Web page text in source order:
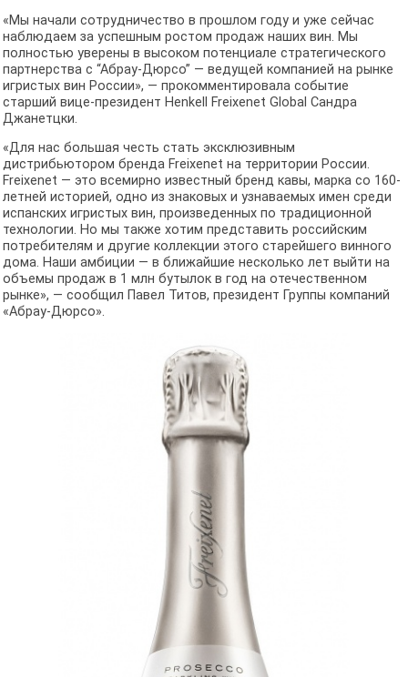
«Мы начали сотрудничество в прошлом году и уже сейчас
наблюдаем за успешным ростом продаж наших вин. Мы
полностью уверены в высоком потенциале стратегического
партнерства с “Абрау-Дюрсо” — ведущей компанией на рынке
игристых вин России», — прокомментировала событие
старший вице-президент Henkell Freixenet Global Сандра
Джанетцки.
«Для нас большая честь стать эксклюзивным
дистрибьютором бренда Freixenet на территории России.
Freixenet — это всемирно известный бренд кавы, марка со 160-
летней историей, одно из знаковых и узнаваемых имен среди
испанских игристых вин, произведенных по традиционной
технологии. Но мы также хотим представить российским
потребителям и другие коллекции этого старейшего винного
дома. Наши амбиции — в ближайшие несколько лет выйти на
объемы продаж в 1 млн бутылок в год на отечественном
рынке», — сообщил Павел Титов, президент Группы компаний
«Абрау-Дюрсо».